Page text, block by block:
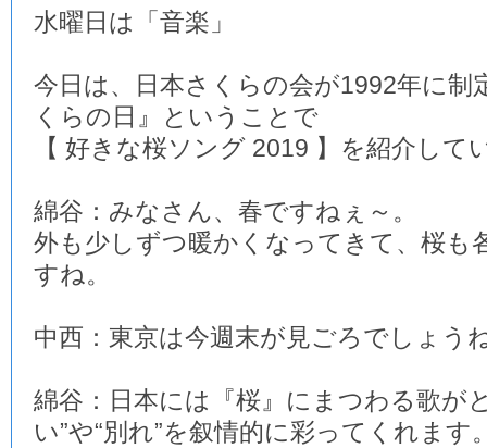
水曜日は「音楽」
今日は、日本さくらの会が1992年に制
くらの日』ということで
【 好きな桜ソング 2019 】を紹介して
綿谷：みなさん、春ですねぇ～。
外も少しずつ暖かくなってきて、桜も
すね。
中西：東京は今週末が見ごろでしょう
綿谷：日本には『桜』にまつわる歌が
い”や“別れ”を叙情的に彩ってくれます